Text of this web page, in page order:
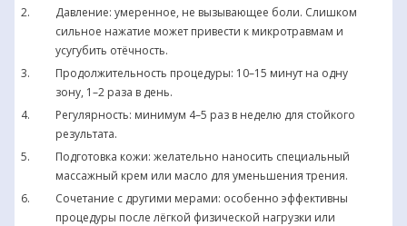
Давление: умеренное, не вызывающее боли. Слишком
сильное нажатие может привести к микротравмам и
усугубить отёчность.
Продолжительность процедуры: 10–15 минут на одну
зону, 1–2 раза в день.
Регулярность: минимум 4–5 раз в неделю для стойкого
результата.
Подготовка кожи: желательно наносить специальный
массажный крем или масло для уменьшения трения.
Сочетание с другими мерами: особенно эффективны
процедуры после лёгкой физической нагрузки или